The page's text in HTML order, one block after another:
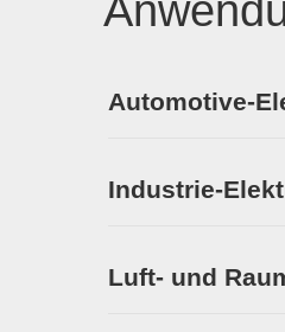
Automotive-
Industrie-
Luft- und